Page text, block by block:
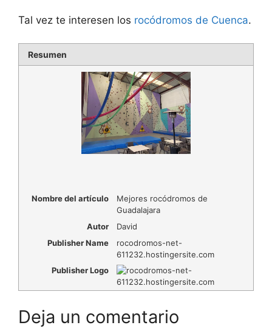
Tal vez te interesen los rocódromos de Cuenca.
Resumen
Nombre del artículo
Mejores rocódromos de
Guadalajara
Autor
David
Publisher Name
rocodromos-net-
611232.hostingersite.com
Publisher Logo
Deja un comentario